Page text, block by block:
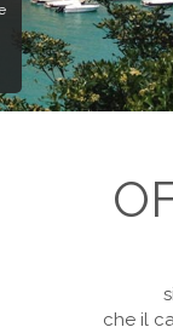
che il